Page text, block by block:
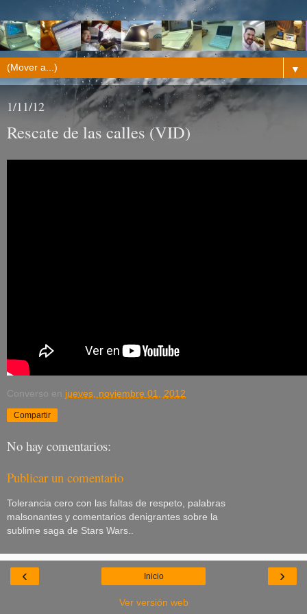
▼
1/11/12
Rescate de las calles (VID)
Converso en jueves, noviembre 01, 2012
Compartir
No hay comentarios:
Publicar un comentario
Tolerancia cero con las faltas de respeto, palabras
malsonantes y comentarios denigrantes sobre la
sublime saga de Stars Wars..
‹ ›
Inicio
Ver versión web